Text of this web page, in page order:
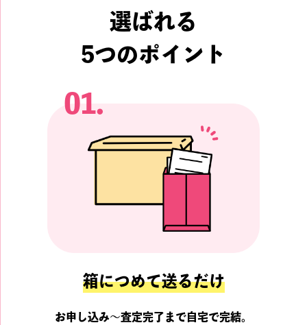
選ばれる
5つのポイント
01.
箱につめて送るだけ
お申し込み～査定完了まで自宅で完結。